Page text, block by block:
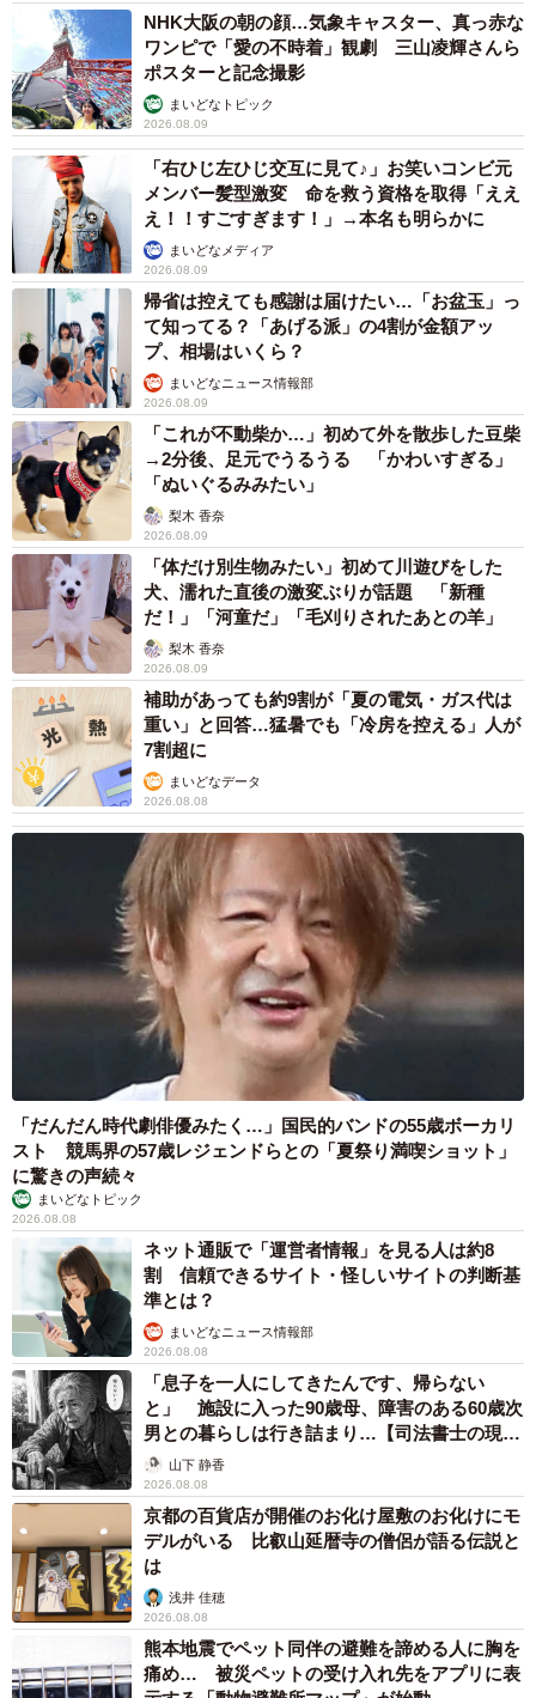
NHK大阪の朝の顔…気象キャスター、真っ赤な
ワンピで「愛の不時着」観劇 三山凌輝さんら
ポスターと記念撮影
まいどなトピック
2026.08.09
「右ひじ左ひじ交互に見て♪」お笑いコンビ元
メンバー髪型激変 命を救う資格を取得「ええ
え！！すごすぎます！」→本名も明らかに
まいどなメディア
2026.08.09
帰省は控えても感謝は届けたい…「お盆玉」っ
て知ってる？「あげる派」の4割が金額アッ
プ、相場はいくら？
まいどなニュース情報部
2026.08.09
「これが不動柴か…」初めて外を散歩した豆柴
→2分後、足元でうるうる 「かわいすぎる」
「ぬいぐるみみたい」
梨木 香奈
2026.08.09
「体だけ別生物みたい」初めて川遊びをした
犬、濡れた直後の激変ぶりが話題 「新種
だ！」「河童だ」「毛刈りされたあとの羊」
梨木 香奈
2026.08.09
補助があっても約9割が「夏の電気・ガス代は
重い」と回答…猛暑でも「冷房を控える」人が
7割超に
まいどなデータ
2026.08.08
「だんだん時代劇俳優みたく…」国民的バンドの55歳ボーカリ
スト 競馬界の57歳レジェンドらとの「夏祭り満喫ショット」
に驚きの声続々
まいどなトピック
2026.08.08
ネット通販で「運営者情報」を見る人は約8
割 信頼できるサイト・怪しいサイトの判断基
準とは？
まいどなニュース情報部
2026.08.08
「息子を一人にしてきたんです、帰らない
と」 施設に入った90歳母、障害のある60歳次
男との暮らしは行き詰まり…【司法書士の現場
から】山下 静香
2026.08.08
京都の百貨店が開催のお化け屋敷のお化けにモ
デルがいる 比叡山延暦寺の僧侶が語る伝説と
は
浅井 佳穂
2026.08.08
熊本地震でペット同伴の避難を諦める人に胸を
痛め… 被災ペットの受け入れ先をアプリに表